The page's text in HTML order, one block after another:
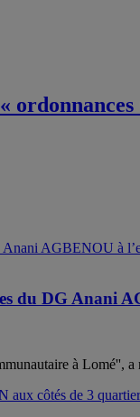
du DG Anani
à Lomé'',